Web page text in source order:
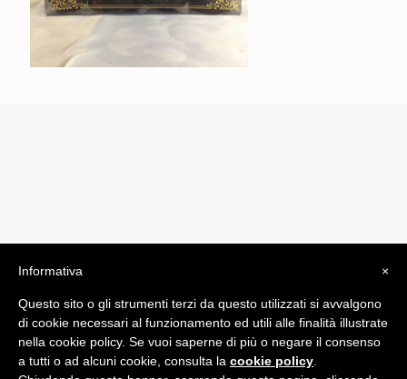
byComunicatori su Misura srl
Termini e Condizioni di Vendita - Terms and Conditions
ITA:
×
Informativa
Questo sito o gli strumenti terzi da questo utilizzati si avvalgono
di cookie necessari al funzionamento ed utili alle finalità illustrate
nella cookie policy. Se vuoi saperne di più o negare il consenso
a tutti o ad alcuni cookie, consulta la cookie policy